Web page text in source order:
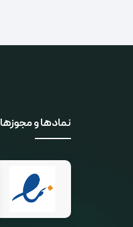
نمادها و مجوزها